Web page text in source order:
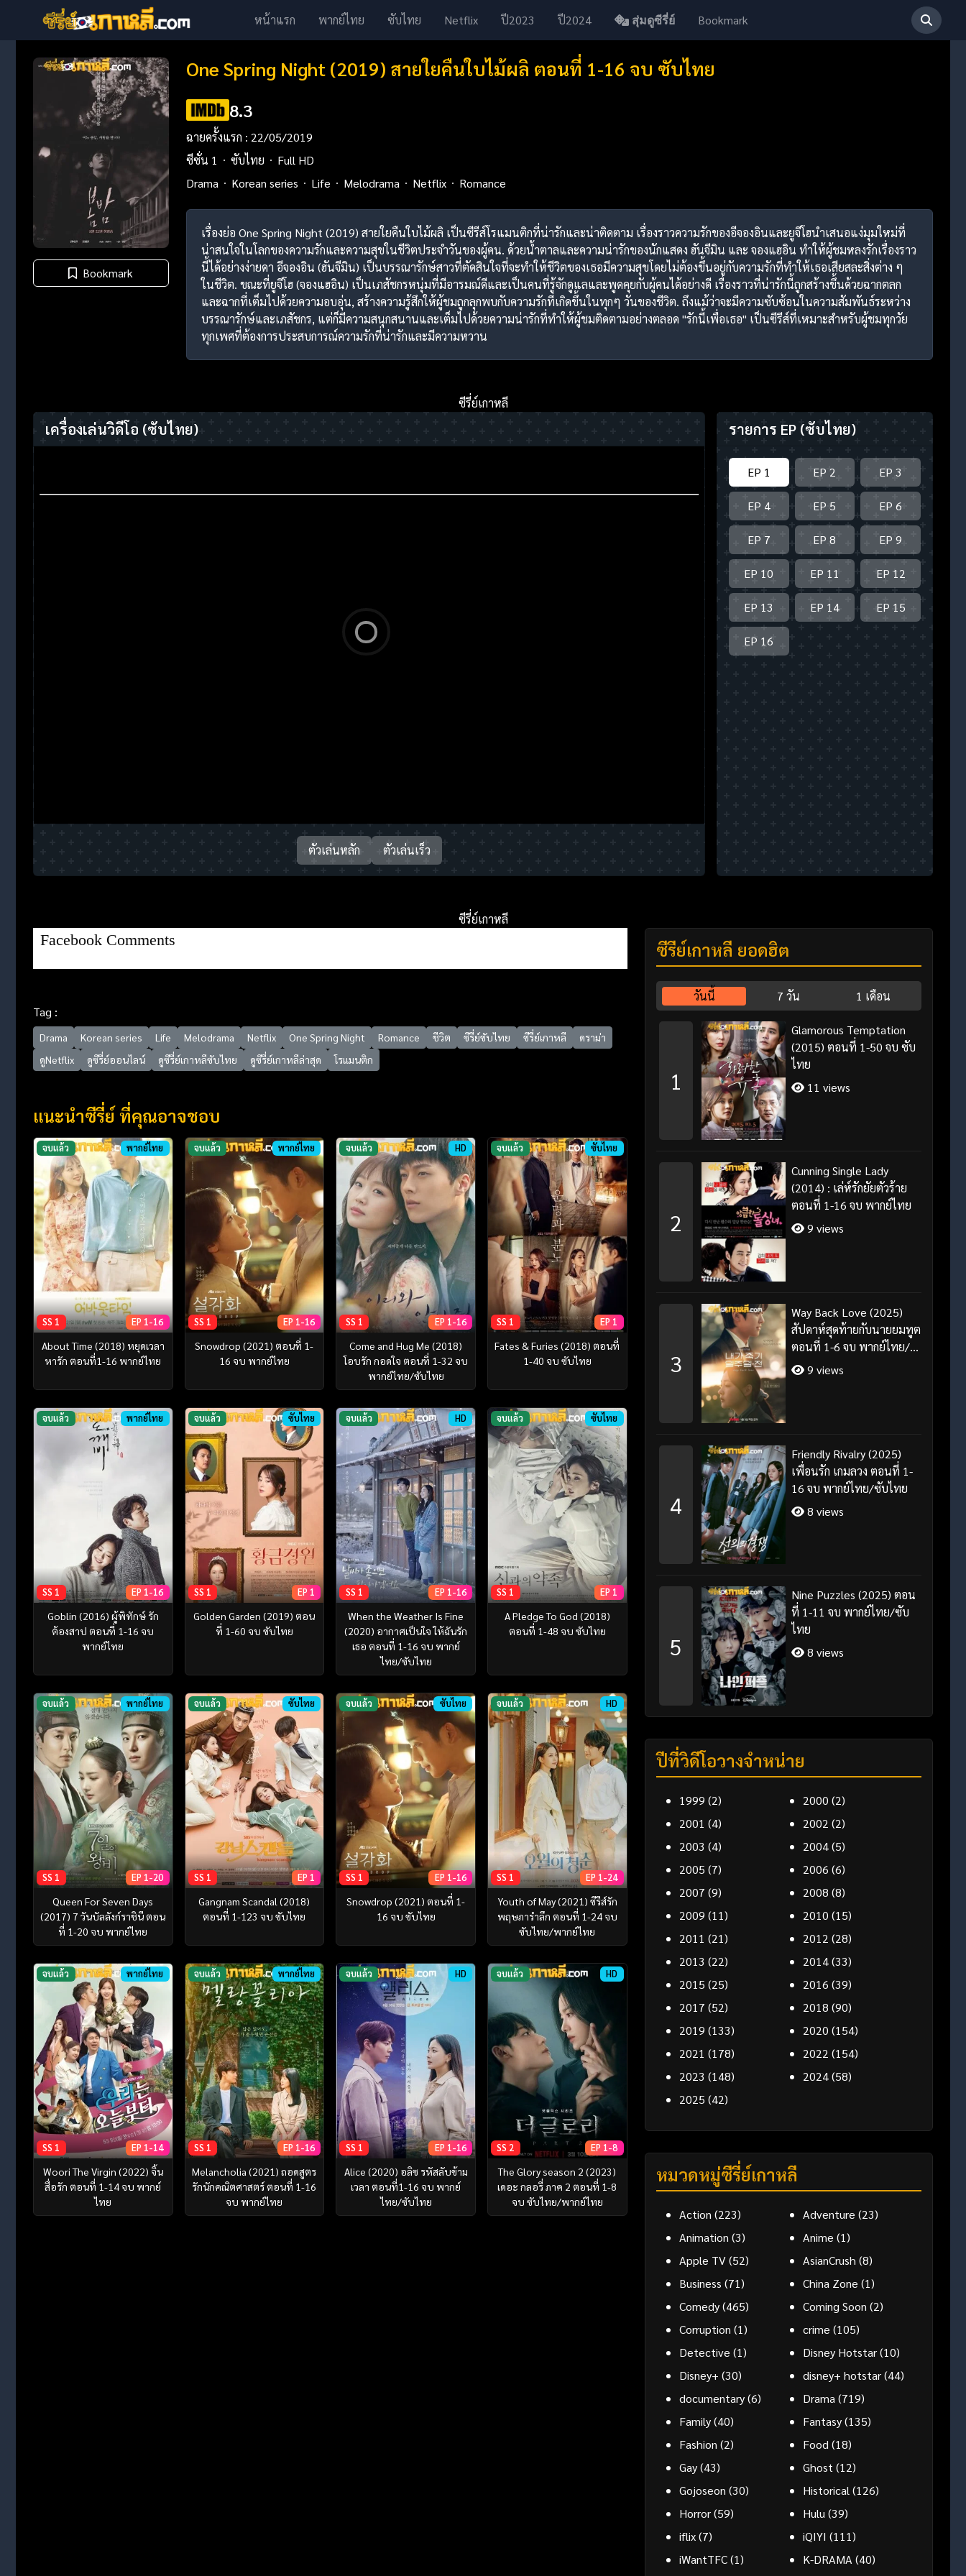
หน้าแรก พากย์ไทย ซับไทย Netflix ปี2023 ปี2024 สุ่มดูซีรี่ย์ Bookmark
Bookmark
One Spring Night (2019) สายใยคืนใบไม้ผลิ ตอนที่ 1-16 จบ ซับไทย
8.3
ฉายครั้งแรก : 22/05/2019
ซีซั่น 1
ซับไทย
Full HD
Drama
Korean series Life Melodrama Netflix Romance
เรื่องย่อ One Spring Night (2019) สายใยคืนใบไม้ผลิ เป็นซีรีส์โรแมนติกที่น่ารักและน่าติดตาม เรื่องราวความรักของอีจองอินและยูจีโฮนำเสนอแง่มุมใหม่ที่
น่าสนใจในโลกของความรักและความสุขในชีวิตประจำวันของผู้คน. ด้วยน้ำตาลและความน่ารักของนักแสดง ฮันจีมิน และ จองแฮอิน ทำให้ผู้ชมหลงรักเรื่องราว
นี้ได้อย่างง่ายดา อีจองอิน (ฮันจีมิน) เป็นบรรณารักษ์สาวที่ตัดสินใจที่จะทำให้ชีวิตของเธอมีความสุขโดยไม่ต้องขึ้นอยู่กับความรักที่ทำให้เธอเสียสละสิ่งต่าง ๆ
ในชีวิต. ขณะที่ยูจีโฮ (จองแฮอิน) เป็นเภสัชกรหนุ่มที่มีอารมณ์ดีและเป็นคนที่รู้จักดูแลและพูดคุยกับผู้คนได้อย่างดี เรื่องราวที่น่ารักนี้ถูกสร้างขึ้นด้วยฉากตลก
และฉากที่เต็มไปด้วยความอบอุ่น, สร้างความรู้สึกให้ผู้ชมถูกลุกพบกับความรักที่เกิดขึ้นในทุกๆ วันของชีวิต. ถึงแม้ว่าจะมีความซับซ้อนในความสัมพันธ์ระหว่าง
บรรณารักษ์และเภสัชกร, แต่ก็มีความสนุกสนานและเต็มไปด้วยความน่ารักที่ทำให้ผู้ชมติดตามอย่างตลอด "รักนี้เพื่อเธอ" เป็นซีรีส์ที่เหมาะสำหรับผู้ชมทุกวัย
ทุกเพศที่ต้องการประสบการณ์ความรักที่น่ารักและมีความหวาน
ซีรี่ย์เกาหลี
เครื่องเล่นวิดีโอ (ซับไทย)
ตัวเล่นหลัก ตัวเล่นเร็ว
รายการ EP (ซับไทย)
EP 1 EP 2 EP 3
EP 4 EP 5 EP 6
EP 7 EP 8 EP 9
EP 10 EP 11 EP 12
EP 13 EP 14 EP 15
EP 16
ซีรี่ย์เกาหลี
Facebook Comments
Tag :
Drama Korean series Life Melodrama Netflix One Spring Night Romance ชีวิต ซีรี่ย์ซับไทย ซีรี่ย์เกาหลี
ดราม่า
ดูNetflix
ดูซีรี่ย์ออนไลน์ ดูซีรี่ย์เกาหลีซับไทย ดูซีรี่ย์เกาหลีล่าสุด โรแมนติก
แนะนำซีรี่ย์ ที่คุณอาจชอบ
จบแล้ว พากย์ไทย
SS 1 EP 1-16
About Time (2018) หยุดเวลา
หารัก ตอนที่1-16 พากย์ไทย
จบแล้ว พากย์ไทย
SS 1 EP 1-16
Snowdrop (2021) ตอนที่ 1-
16 จบ พากย์ไทย
จบแล้ว HD
SS 1 EP 1-16
Come and Hug Me (2018)
โอบรัก กอดใจ ตอนที่ 1-32 จบ
พากย์ไทย/ซับไทย
จบแล้ว ซับไทย
SS 1 EP 1
Fates & Furies (2018) ตอนที่
1-40 จบ ซับไทย
จบแล้ว พากย์ไทย
SS 1 EP 1-16
Goblin (2016) ผู้พิทักษ์ รัก
ต้องสาป ตอนที่ 1-16 จบ
พากย์ไทย
จบแล้ว ซับไทย
SS 1 EP 1
Golden Garden (2019) ตอน
ที่ 1-60 จบ ซับไทย
จบแล้ว HD
SS 1 EP 1-16
When the Weather Is Fine
(2020) อากาศเป็นใจ ให้ฉันรัก
เธอ ตอนที่ 1-16 จบ พากย์
ไทย/ซับไทย
จบแล้ว ซับไทย
SS 1 EP 1
A Pledge To God (2018)
ตอนที่ 1-48 จบ ซับไทย
จบแล้ว พากย์ไทย
SS 1 EP 1-20
Queen For Seven Days
(2017) 7 วันบัลลังก์ราชินี ตอน
ที่ 1-20 จบ พากย์ไทย
จบแล้ว ซับไทย
SS 1 EP 1
Gangnam Scandal (2018)
ตอนที่ 1-123 จบ ซับไทย
จบแล้ว ซับไทย
SS 1 EP 1-16
Snowdrop (2021) ตอนที่ 1-
16 จบ ซับไทย
จบแล้ว HD
SS 1 EP 1-24
Youth of May (2021) ซีรีส์รัก
พฤษภารำลึก ตอนที่ 1-24 จบ
ซับไทย/พากย์ไทย
จบแล้ว พากย์ไทย
SS 1 EP 1-14
Woori The Virgin (2022) จิ้น
สื่อรัก ตอนที่ 1-14 จบ พากย์
ไทย
จบแล้ว พากย์ไทย
SS 1 EP 1-16
Melancholia (2021) ถอดสูตร
รักนักคณิตศาสตร์ ตอนที่ 1-16
จบ พากย์ไทย
จบแล้ว HD
SS 1 EP 1-16
Alice (2020) อลิซ รหัสลับข้าม
เวลา ตอนที่1-16 จบ พากย์
ไทย/ซับไทย
จบแล้ว HD
SS 2 EP 1-8
The Glory season 2 (2023)
เดอะ กลอรี่ ภาค 2 ตอนที่ 1-8
จบ ซับไทย/พากย์ไทย
ซีรี่ย์เกาหลี ยอดฮิต
วันนี้ 7 วัน 1 เดือน
1
Glamorous Temptation
(2015) ตอนที่ 1-50 จบ ซับ
ไทย
11 views
2
Cunning Single Lady
(2014) : เล่ห์รักยัยตัวร้าย
ตอนที่ 1-16 จบ พากย์ไทย
9 views
3
Way Back Love (2025)
สัปดาห์สุดท้ายกับนายยมทูต
ตอนที่ 1-6 จบ พากย์ไทย/
ซับไทย9 views
4
Friendly Rivalry (2025)
เพื่อนรัก เกมลวง ตอนที่ 1-
16 จบ พากย์ไทย/ซับไทย
8 views
5
Nine Puzzles (2025) ตอน
ที่ 1-11 จบ พากย์ไทย/ซับ
ไทย
8 views
ปีที่วิดีโอวางจำหน่าย
1999 (2) 2000 (2)
2001 (4) 2002 (2)
2003 (4) 2004(5)
2005 (7) 2006 (6)
2007 (9) 2008 (8)
2009 (11) 2010 (15)
2011 (21) 2012 (28)
2013 (22) 2014(33)
2015 (25) 2016 (39)
2017 (52) 2018 (90)
2019 (133) 2020 (154)
2021 (178) 2022 (154)
2023 (148) 2024(58)
2025 (42)
หมวดหมู่ซีรี่ย์เกาหลี
Action (223) Adventure (23)
Animation (3) Anime (1)
Apple TV(52) AsianCrush (8)
Business (71) China Zone (1)
Comedy(465) Coming Soon (2)
Corruption (1) crime (105)
Detective (1) Disney Hotstar(10)
Disney+ (30) disney+ hotstar(44)
documentary(6) Drama (719)
Family(40) Fantasy(135)
Fashion (2) Food (18)
Gay(43) Ghost (12)
Gojoseon (30) Historical (126)
Horror(59) Hulu (39)
iflix(7) iQIYI (111)
iWantTFC(1) K-DRAMA (40)